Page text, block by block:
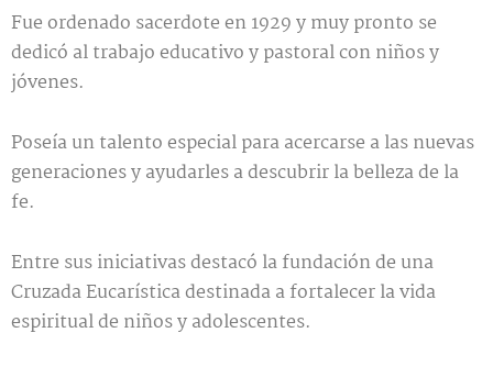
Fue ordenado sacerdote en 1929 y muy pronto se
dedicó al trabajo educativo y pastoral con niños y
jóvenes.
Poseía un talento especial para acercarse a las nuevas
generaciones y ayudarles a descubrir la belleza de la
fe.
Entre sus iniciativas destacó la fundación de una
Cruzada Eucarística destinada a fortalecer la vida
espiritual de niños y adolescentes.